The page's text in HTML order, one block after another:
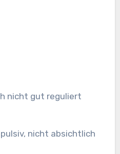
nicht gut reguliert
nicht absichtlich